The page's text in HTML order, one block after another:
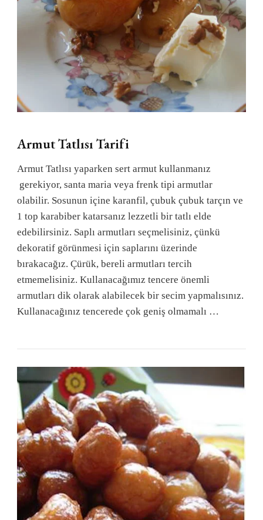
Armut Tatlısı Tarifi
Armut Tatlısı yaparken sert armut kullanmanız
gerekiyor, santa maria veya frenk tipi armutlar
olabilir. Sosunun içine karanfil, çubuk çubuk tarçın ve
1 top karabiber katarsanız lezzetli bir tatlı elde
edebilirsiniz. Saplı armutları seçmelisiniz, çünkü
dekoratif görünmesi için saplarını üzerinde
bırakacağız. Çürük, bereli armutları tercih
etmemelisiniz. Kullanacağımız tencere önemli
armutları dik olarak alabilecek bir secim yapmalısınız.
Kullanacağınız tencerede çok geniş olmamalı …